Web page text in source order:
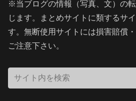
※当ブログの情報（写真、文）の
じます。まとめサイトに類するサ
す。無断使用サイトには損害賠償
ご注意下さい。